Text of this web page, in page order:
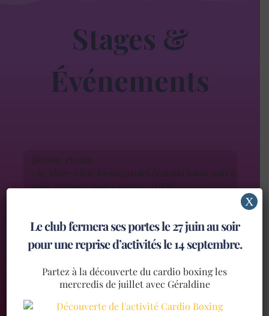
Stages &
Événements
[fusion_events
cat_slug= »fete,forum,projet,reunion,salon,soiree,stage »
past_events= »yes » order= »DESC »
padding_top= » » padding_right= » »
padding_bottom= » » padding_left= » »
content_alignment= »center »
content_length= » » excerpt_length= » »
strip_html= » » pagination= »no »
hide_on_mobile= »small-visibility,medium-
visibility,large-visibility » class= » » id= » » /]
Le club fermera ses portes le 27 juin au soir
pour une reprise d’activités le 14 septembre.
Partez à la découverte du cardio boxing les
mercredis de juillet avec Géraldine
X